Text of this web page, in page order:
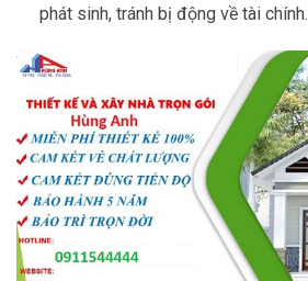
phát sinh, tránh bị động về tài chính.